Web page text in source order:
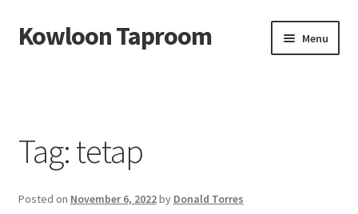
Skip
to
Skip
to
Kowloon Taproom Menu
Contact us
Privacy Policy
Tag:tetap
Posted on November 6, 2022by Donald Torres